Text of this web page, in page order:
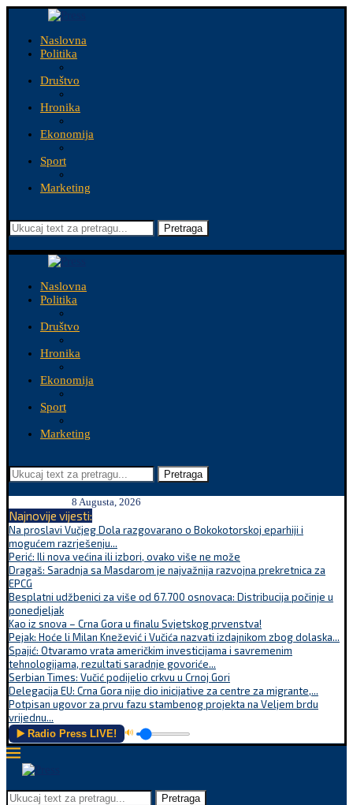
Naslovna
Politika
Društvo
Hronika
Ekonomija
Sport
Marketing
Pretraga
Naslovna
Politika
Društvo
Hronika
Ekonomija
Sport
Marketing
Pretraga
8 Augusta, 2026
Najnovije vijesti:
Na proslavi Vučjeg Dola razgovarano o Bokokotorskoj eparhiji i
mogućem razrješenju...
Perić: Ili nova većina ili izbori, ovako više ne može
Dragaš: Saradnja sa Masdarom je najvažnija razvojna prekretnica za
EPCG
Besplatni udžbenici za više od 67.700 osnovaca: Distribucija počinje u
ponedjeljak
Kao iz snova – Crna Gora u finalu Svjetskog prvenstva!
Pejak: Hoće li Milan Knežević i Vučića nazvati izdajnikom zbog dolaska...
Spajić: Otvaramo vrata američkim investicijama i savremenim
tehnologijama, rezultati saradnje govoriće...
Serbian Times: Vučić podijelio crkvu u Crnoj Gori
Delegacija EU: Crna Gora nije dio inicijative za centre za migrante,...
Potpisan ugovor za prvu fazu stambenog projekta na Veljem brdu
vrijednu...
▶️ Radio Press LIVE! 🔊
Pretraga